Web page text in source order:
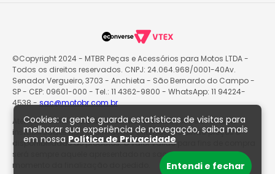
Cookies: a gente guarda estatísticas de visitas para
melhorar sua experiência de navegação, saiba mais
em nossa Política de Privacidade
Entendi e fechar
©Copyright 2024 - MTBR Peças e Acessórios para Motos LTDA -
Todos os direitos reservados. CNPJ: 24.064.968/0001-40Av.
Senador Vergueiro, 3703 - Anchieta - São Bernardo do Campo -
SP - CEP: 09601-000 - Tel.: 11 4362-9800 - WhatsApp: 11 94224-
4538 -sac@motobr.com.br
Atenção: O site poderá passar por atualizações e eventuais
instabilidades nas informações exibidas, incluindo preços e
disponibilidade de produtos. O valor válido para fins de compra
será sempre aquele apresentado na sacola de produtos no
momento da finalização do pedido.